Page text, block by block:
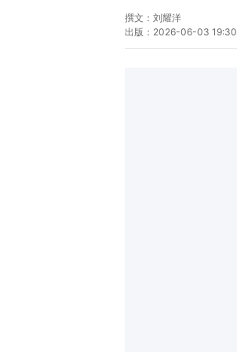
撰文： 刘耀洋
出版： 2026-06-03 19:30